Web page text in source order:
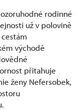
rodinné
už v polovině
východě
přitahuje
ženy Nefersobek,